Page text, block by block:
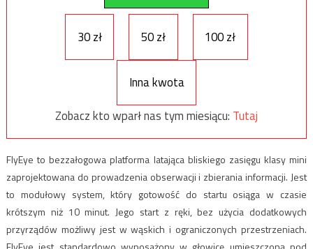
30 zł 50 zł 100 zł
Inna kwota
Zobacz kto wparł nas tym miesiącu: Tutaj
FlyEye to bezzałogowa platforma latająca bliskiego zasięgu klasy mini
zaprojektowana do prowadzenia obserwacji i zbierania informacji. Jest
to modułowy system, który gotowość do startu osiąga w czasie
krótszym niż 10 minut. Jego start z ręki, bez użycia dodatkowych
przyrządów możliwy jest w wąskich i ograniczonych przestrzeniach.